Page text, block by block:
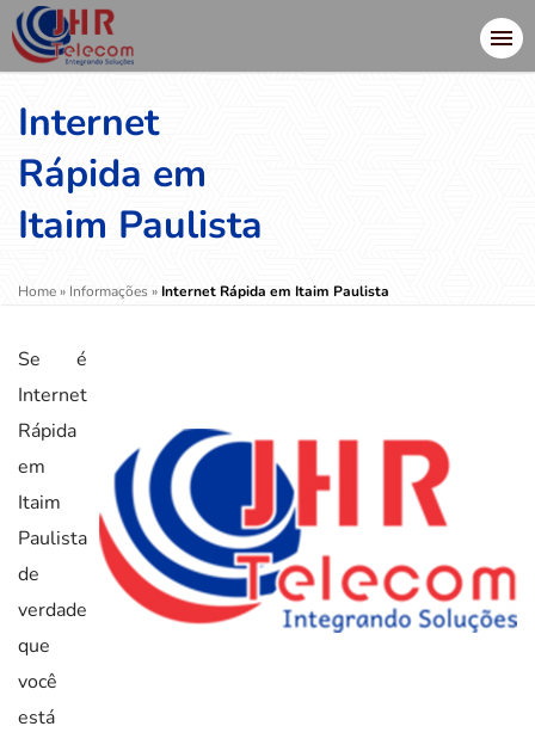
Internet
Rápida em
Itaim Paulista
Home» Informações » Internet Rápida em Itaim Paulista
Se é
Internet
Rápida
em
Itaim
Paulista
de
verdade
que
você
está